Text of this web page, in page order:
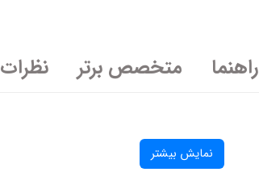
راهنما متخصص برتر نظرات
نمایش بیشتر